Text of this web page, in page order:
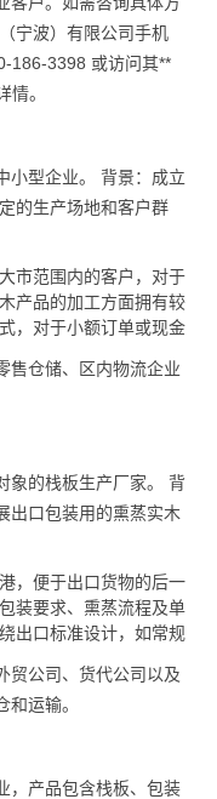
宁波）有限公司手机
186-3398 或访问其**
情。
小型企业。 背景：成立
的生产场地和客户群
范围内的客户，对于小
品的加工方面拥有较多
售仓储、区内物流企业
象的栈板生产厂家。 背
出口包装用的熏蒸实木
便于出口货物的后一道
要求、熏蒸流程及单证
贸公司、货代公司以及
运输。
，产品包含栈板、包装